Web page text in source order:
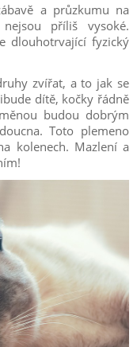
a průzkumu na
příliš vysoké.
dlouhotrvající fyzický
zvířat, a to jak se
dítě, kočky řádně
budou dobrým
Toto plemeno
kolenech. Mazlení a